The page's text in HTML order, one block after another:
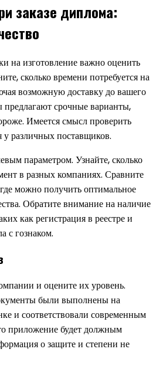
заказе диплома:
на изготовление важно оценить
сколько времени потребуется на
возможную доставку до вашего
срочные варианты,
Имеется смысл проверить
различных поставщиков.
параметром. Узнайте, сколько
в разных компаниях. Сравните
можно получить оптимальное
Обратите внимание на наличие
как регистрация в реестре и
с гознаком.
и оцените их уровень.
были выполнены на
и соответствовали современным
приложение будет должным
о защите и степени не